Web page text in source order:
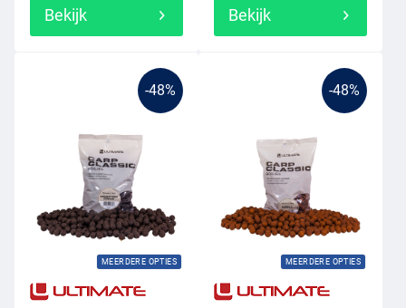
Bekijk Bekijk
-48%
MEERDERE OPTIES
-48%
MEERDERE OPTIES